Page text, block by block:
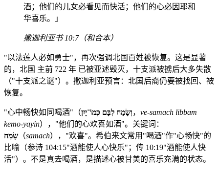
酒；他们的儿女必看见而快活；他们的心必因耶和
华喜乐。」
撒迦利亚书 10:7（和合本）
"以法莲人必如勇士"，再次强调北国百姓被恢复。这是显著
的，北国 主前 722 年 已被亚述毁灭，十支派被掳后大多失散
（"十支派之谜"）。撒迦利亚预言：北国后裔仍要被找回、被
恢复。
"心中畅快如同喝酒"（וְשָׂמַח לִבָּם כְּמוֹ־יָיִן， ve-samach libbam
kemo-yayin），"他们的心欢喜如酒"。关键词：
שָׂמַח （samach），"欢喜"。希伯来文常用"喝酒"作"心畅快"的
比喻（参诗 104:15"酒能使人心快乐"；传 10:19"酒能使人快
活"）。不是真去喝酒，是描述心被甘美的喜乐充满的状态。